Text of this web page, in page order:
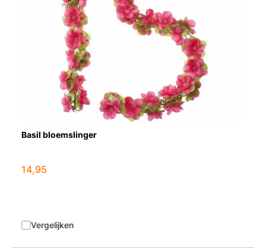
Basil bloemslinger
14,95
Vergelijken